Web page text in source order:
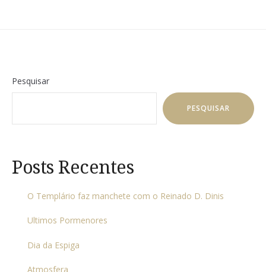
Pesquisar
PESQUISAR
Posts Recentes
O Templário faz manchete com o Reinado D. Dinis
Ultimos Pormenores
Dia da Espiga
Atmosfera